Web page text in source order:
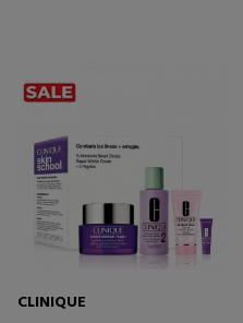
CLINIQUE